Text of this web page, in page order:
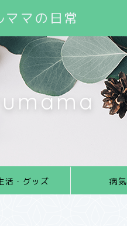
ママの日常
活・グッズ 病気